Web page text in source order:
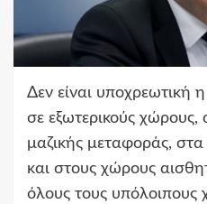
Δεν είναι υποχρεωτική
σε εξωτερικούς
μαζικής μεταφοράς,
και στους χώρους
όλους τους υπόλοιπους